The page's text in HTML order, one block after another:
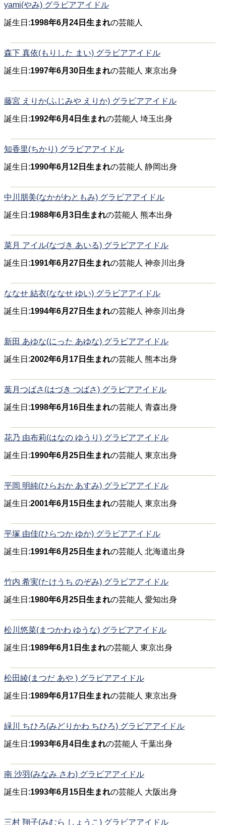
yami(やみ) グラビアアイドル
誕生日:1998年6月24日生まれの芸能人
森下 真依(もりした まい) グラビアアイドル
誕生日:1997年6月30日生まれの芸能人 東京出身
藤宮 えりか(ふじみや えりか) グラビアアイドル
誕生日:1992年6月4日生まれの芸能人 埼玉出身
知香里(ちかり) グラビアアイドル
誕生日:1990年6月12日生まれの芸能人 静岡出身
中川朋美(なかがわともみ) グラビアアイドル
誕生日:1988年6月3日生まれの芸能人 熊本出身
菜月 アイル(なづき あいる) グラビアアイドル
誕生日:1991年6月27日生まれの芸能人 神奈川出身
ななせ 結衣(ななせ ゆい) グラビアアイドル
誕生日:1994年6月27日生まれの芸能人 神奈川出身
新田 あゆな(にった あゆな) グラビアアイドル
誕生日:2002年6月17日生まれの芸能人 熊本出身
葉月つばさ(はづき つばさ) グラビアアイドル
誕生日:1998年6月16日生まれの芸能人 青森出身
花乃 由布莉(はなの ゆうり) グラビアアイドル
誕生日:1990年6月25日生まれの芸能人 東京出身
平岡 明純(ひらおか あすみ) グラビアアイドル
誕生日:2001年6月15日生まれの芸能人 東京出身
平塚 由佳(ひらつか ゆか) グラビアアイドル
誕生日:1991年6月25日生まれの芸能人 北海道出身
竹内 希実(たけうち のぞみ) グラビアアイドル
誕生日:1980年6月25日生まれの芸能人 愛知出身
松川悠菜(まつかわ ゆうな) グラビアアイドル
誕生日:1989年6月1日生まれの芸能人 東京出身
松田綾(まつだ あや ) グラビアアイドル
誕生日:1989年6月17日生まれの芸能人 東京出身
緑川 ちひろ(みどりかわ ちひろ) グラビアアイドル
誕生日:1993年6月4日生まれの芸能人 千葉出身
南 沙羽(みなみ さわ) グラビアアイドル
誕生日:1993年6月15日生まれの芸能人 大阪出身
三村 翔子(みむら しょうこ) グラビアアイドル